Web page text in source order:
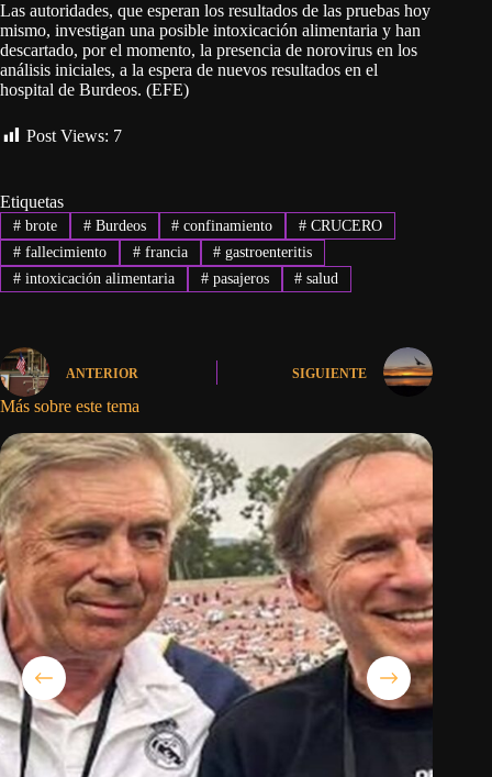
Las autoridades, que esperan los resultados de las pruebas hoy
mismo, investigan una posible intoxicación alimentaria y han
descartado, por el momento, la presencia de norovirus en los
análisis iniciales, a la espera de nuevos resultados en el
hospital de Burdeos. (EFE)
Post Views: 7
Etiquetas
#brote #Burdeos # confinamiento # CRUCERO
#fallecimiento #francia # gastroenteritis
#intoxicación alimentaria #pasajeros # salud
ANTERIOR SIGUIENTE
Más sobre este tema